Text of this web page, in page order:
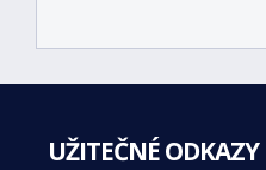
UŽITEČNÉ ODKAZY